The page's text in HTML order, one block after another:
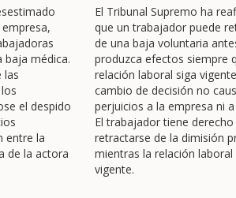
baja médica.
las
el despido
entre la
de la actora
El Tribunal Supremo ha
que un trabajador puede
de una baja voluntaria
produzca efectos siempre
relación laboral siga
cambio de decisión no
perjuicios a la empresa ni
El trabajador tiene derecho
retractarse de la dimisión
mientras la relación laboral
vigente.